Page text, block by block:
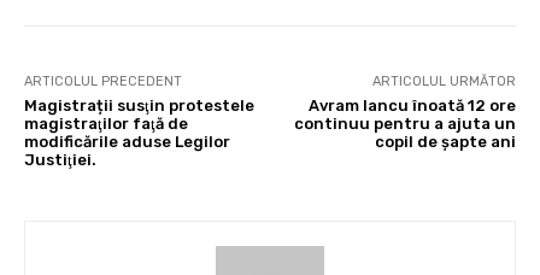
ARTICOLUL PRECEDENT
Magistrații susţin protestele
magistraţilor faţă de
modificările aduse Legilor
Justiţiei.
ARTICOLUL URMĂTOR
Avram Iancu înoată 12 ore
continuu pentru a ajuta un
copil de şapte ani